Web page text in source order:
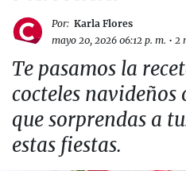
Por: Karla Flores
mayo 20, 2026 06:12 p. m. • 2
Te pasamos la
cocteles
que sorprendas a
estas fiestas.